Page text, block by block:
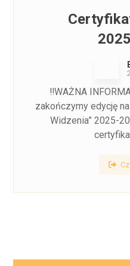
‼️WAŻNA
zakończymy edycję
Widzenia” 2025-